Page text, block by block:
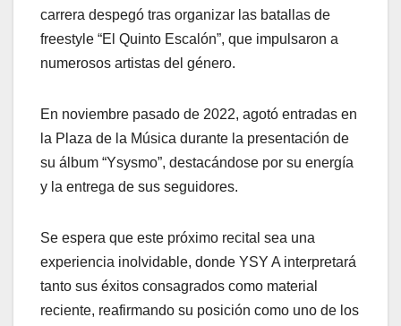
carrera despegó tras organizar las batallas de
freestyle “El Quinto Escalón”, que impulsaron a
numerosos artistas del género.
En noviembre pasado de 2022, agotó entradas en
la Plaza de la Música durante la presentación de
su álbum “Ysysmo”, destacándose por su energía
y la entrega de sus seguidores.
Se espera que este próximo recital sea una
experiencia inolvidable, donde YSY A interpretará
tanto sus éxitos consagrados como material
reciente, reafirmando su posición como uno de los